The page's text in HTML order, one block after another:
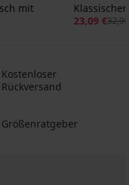
mit
23,09 €
Kostenloser
Rückversand
Größenratgeber